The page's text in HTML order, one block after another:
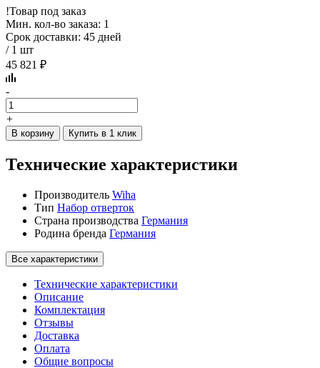
!Товар под заказ
Мин. кол-во заказа: 1
Срок доставки: 45 дней
/ 1 шт
45 821 ₽
-
+
В корзину Купить в 1 клик
Технические характеристики
Производитель Wiha
Тип Набор отверток
Страна производства Германия
Родина бренда Германия
Все характеристики
Технические характеристики
Описание
Комплектация
Отзывы
Доставка
Оплата
Общие вопросы